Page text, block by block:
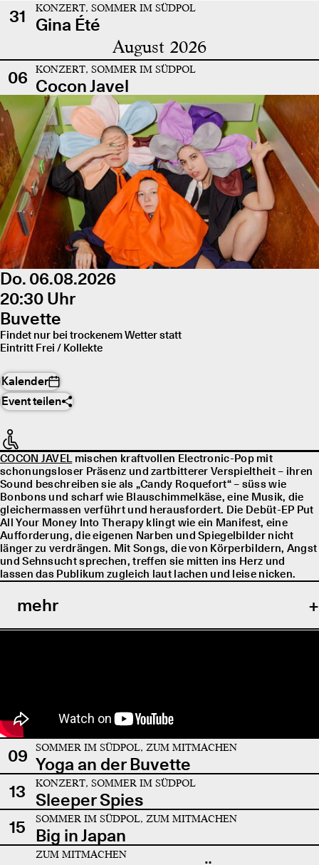
31
KONZERT, SOMMER IM SÜDPOL
Gina Été
August 2026
06 KONZERT, SOMMER IM SÜDPOL
Cocon Javel
Do. 06.08.2026
20:30 Uhr
Buvette
Findet nur bei trockenem Wetter statt
Eintritt Frei / Kollekte
Kalender
Event teilen
COCON JAVELmischen kraftvollen Electronic-Pop mit
schonungsloser Präsenz und zartbitterer Verspieltheit – ihren
Sound beschreiben sie als „Candy Roquefort“ – süss wie
Bonbons und scharf wie Blauschimmelkäse, eine Musik, die
gleichermassen verführt und herausfordert. Die Debüt-EP Put
All Your Money Into Therapy klingt wie ein Manifest, eine
Aufforderung, die eigenen Narben und Spiegelbilder nicht
länger zu verdrängen. Mit Songs, die von Körperbildern, Angst
und Sehnsucht sprechen, treffen sie mitten ins Herz und
lassen das Publikum zugleich laut lachen und leise nicken.
mehr
09 SOMMER IM SÜDPOL, ZUM MITMACHEN
Yoga an der Buvette
13
KONZERT, SOMMER IM SÜDPOL
Sleeper Spies
15
SOMMER IM SÜDPOL, ZUM MITMACHEN
Big in Japan
ZUM MITMACHEN